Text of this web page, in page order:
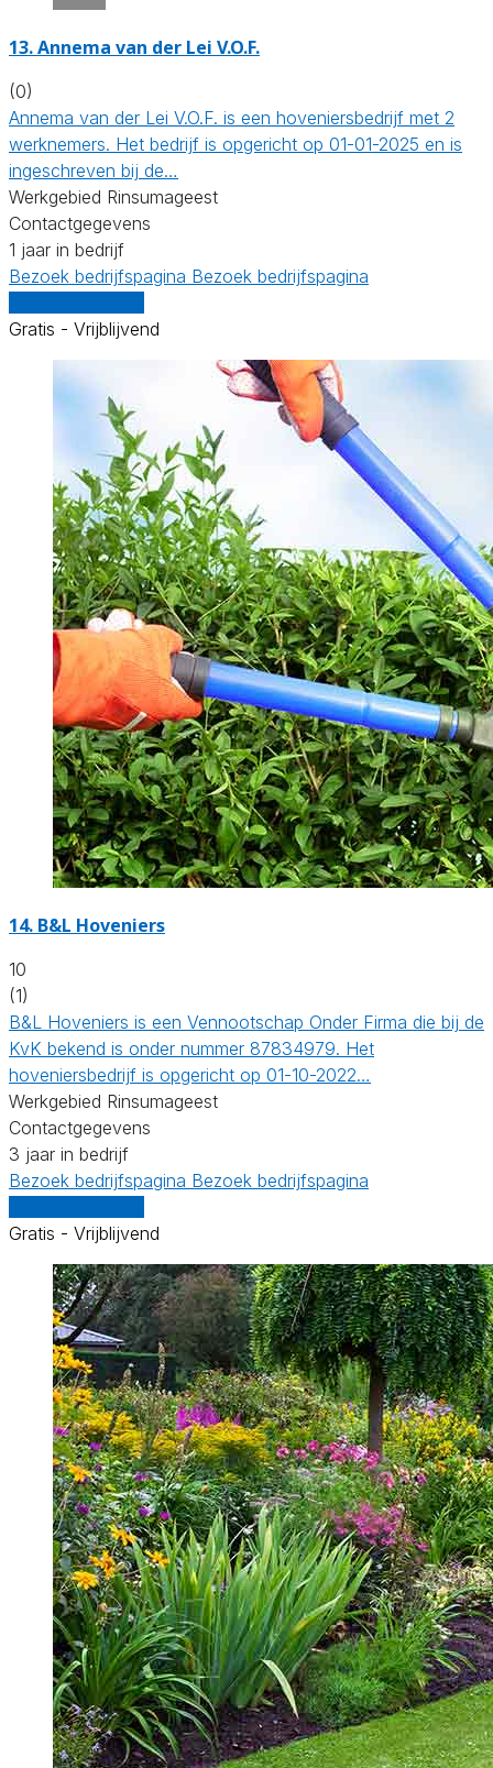
13.Annema van der Lei V.O.F.
(0)
Annema van der Lei V.O.F. is een hoveniersbedrijf met 2
werknemers. Het bedrijf is opgericht op 01-01-2025 en is
ingeschreven bij de…
Werkgebied Rinsumageest
Contactgegevens
1 jaar in bedrijf
Bezoek bedrijfspagina Bezoek bedrijfspagina
Gratis - Vrijblijvend
14. B&L Hoveniers
10
(1)
B&L Hoveniers is een Vennootschap Onder Firma die bij de
KvK bekend is onder nummer 87834979. Het
hoveniersbedrijf is opgericht op 01-10-2022…
Werkgebied Rinsumageest
Contactgegevens
3 jaar in bedrijf
Bezoek bedrijfspagina Bezoek bedrijfspagina
Gratis - Vrijblijvend